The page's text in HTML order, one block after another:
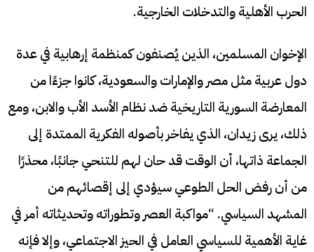
الحرب الأهلية والتدخلات الخارجية.
الإخوان المسلمين، الذين يُصنفون كمنظمة إرهابية في عدة
دول عربية مثل مصر والإمارات والسعودية، كانوا جزءًا من
المعارضة السورية التاريخية ضد نظام الأسد الأب والابن، ومع
ذلك، يرى زيدان، الذي يفاخر بأصوله الفكرية الممتدة إلى
الجماعة ذاتها، أن الوقت قد حان لهم للتنحي جانبًا، محذرًا
من أن رفض الحل الطوعي سيؤدي إلى إقصائهم من
المشهد السياسي. “مواكبة العصر وتطوراته وتحديثاته أمر في
غاية الأهمية للسياسي العامل في الحيز الاجتماعي، وإلا فإنه